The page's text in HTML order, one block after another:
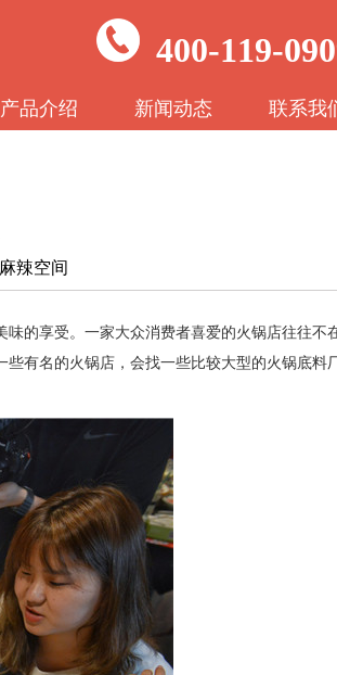
产品介绍 新闻动态 联系我
400-119-
辣空间
味的享受。 一家大众消费者喜爱的火锅店往往不
些有名的火锅店，会找一些比较大型的火锅底料